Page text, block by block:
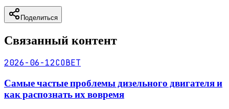
Поделиться
Связанный контент
2026-06-12СОВЕТ
Самые частые проблемы дизельного двигателя и
как распознать их вовремя